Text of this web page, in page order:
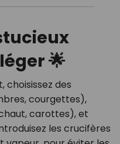
🌟
choisissez des
courgettes),
carottes), et
les crucifères